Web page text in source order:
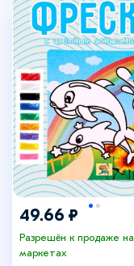
49.66 ₽
Разрешён к продаже на
маркетах